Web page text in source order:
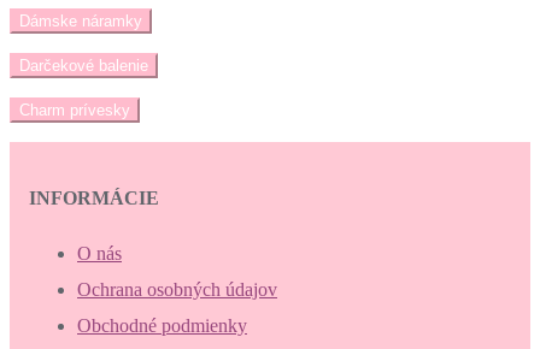
Dámske náramky
Darčekové balenie
Charm prívesky
INFORMÁCIE
O nás
Ochrana osobných údajov
Obchodné podmienky